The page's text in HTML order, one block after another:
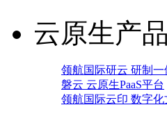
云原生产
领航国际研云 研制
磐云 云原生PaaS平台
领航国际云印 数字化